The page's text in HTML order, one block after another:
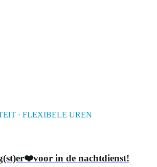
· FLEXIBELE UREN
in de nachtdienst!